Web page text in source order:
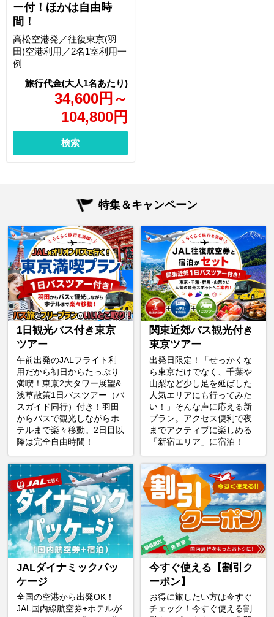
ー付！ほかは自由時
間！
34,600円 ～
104,800円
高松空港発／往復東京(羽
田)空港利用／2名1室利用一
例
検索
特集＆キャンペーン
1日観光バス付き東京
ツアー
午前出発のJALフライト利
用だから初日からたっぷり
満喫！東京2大タワー展望&
浅草散策1日バスツアー（バ
スガイド同行）付き！羽田
からバスで観光しながらホ
テルまで楽々移動。2日目以
降は完全自由時間！
関東近郊バス観光付き
東京ツアー
出発日限定！「せっかくな
ら東京だけでなく、千葉や
山梨など少し足を延ばした
人気エリアにも行ってみた
い！」そんな声に応える新
プラン。アクセス便利で夜
までアクティブに楽しめる
「新宿エリア」に宿泊！
JALダイナミックパッ
ケージ
全国の空港から出発OK！
JAL国内線航空券+ホテルが
今すぐ使える【割引ク
ーポン】
お得に旅したい方は今すぐ
チェック！今すぐ使える割